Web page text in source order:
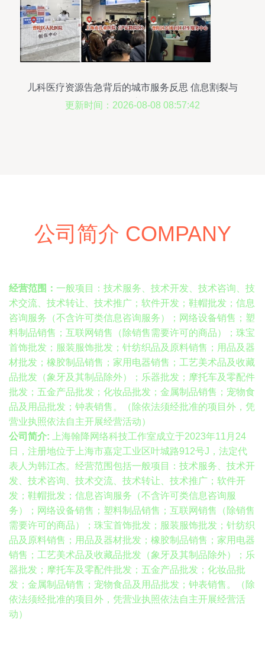
儿科医疗资源告急背后的城市服务反思 信息割裂与
便民之困
更新时间：2026-08-08 08:57:42
公司简介 COMPANY
经营范围： 一般项目：技术服务、技术开发、技术咨询、技
术交流、技术转让、技术推广；软件开发；鞋帽批发；信息
咨询服务（不含许可类信息咨询服务）；网络设备销售；塑
料制品销售；互联网销售（除销售需要许可的商品）；珠宝
首饰批发；服装服饰批发；针纺织品及原料销售；用品及器
材批发；橡胶制品销售；家用电器销售；工艺美术品及收藏
品批发（象牙及其制品除外）；乐器批发；摩托车及零配件
批发；五金产品批发；化妆品批发；金属制品销售；宠物食
品及用品批发；钟表销售。（除依法须经批准的项目外，凭
营业执照依法自主开展经营活动）
公司简介: 上海翰降网络科技工作室成立于2023年11月24
日，注册地位于上海市嘉定工业区叶城路912号J，法定代
表人为韩江杰。经营范围包括一般项目：技术服务、技术开
发、技术咨询、技术交流、技术转让、技术推广；软件开
发；鞋帽批发；信息咨询服务（不含许可类信息咨询服
务）；网络设备销售；塑料制品销售；互联网销售（除销售
需要许可的商品）；珠宝首饰批发；服装服饰批发；针纺织
品及原料销售；用品及器材批发；橡胶制品销售；家用电器
销售；工艺美术品及收藏品批发（象牙及其制品除外）；乐
器批发；摩托车及零配件批发；五金产品批发；化妆品批
发；金属制品销售；宠物食品及用品批发；钟表销售。（除
依法须经批准的项目外，凭营业执照依法自主开展经营活
动）